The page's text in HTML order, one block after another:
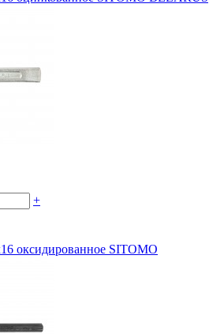
+
оксидированное SITOMO